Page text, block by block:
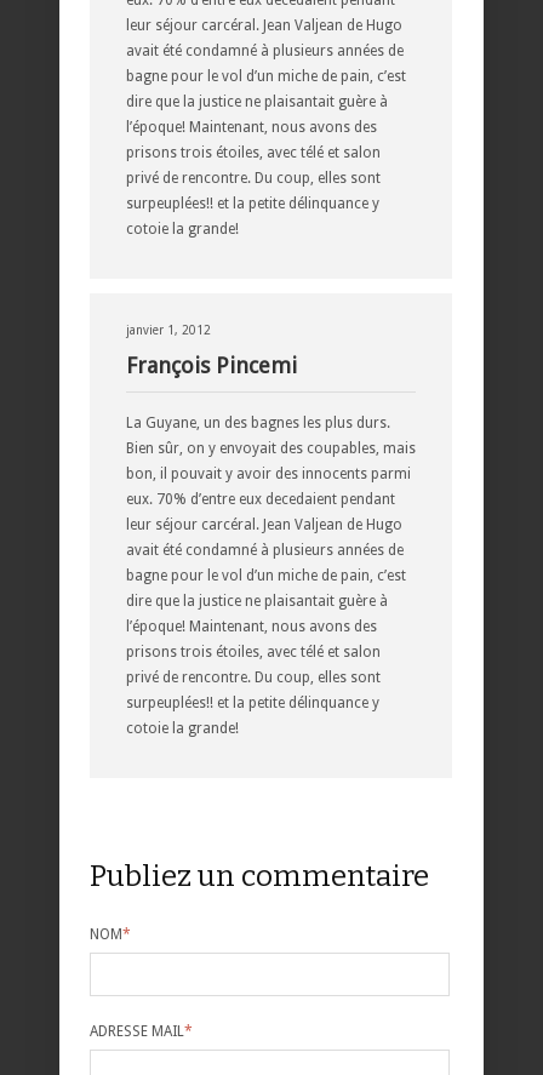
leur séjour carcéral. Jean Valjean de Hugo
avait été condamné à plusieurs années de
bagne pour le vol d’un miche de pain, c’est
dire que la justice ne plaisantait guère à
l’époque! Maintenant, nous avons des
prisons trois étoiles, avec télé et salon
privé de rencontre. Du coup, elles sont
surpeuplées!! et la petite délinquance y
cotoie la grande!
janvier 1, 2012
François Pincemi
La Guyane, un des bagnes les plus durs.
Bien sûr, on y envoyait des coupables, mais
bon, il pouvait y avoir des innocents parmi
eux. 70% d’entre eux decedaient pendant
leur séjour carcéral. Jean Valjean de Hugo
avait été condamné à plusieurs années de
bagne pour le vol d’un miche de pain, c’est
dire que la justice ne plaisantait guère à
l’époque! Maintenant, nous avons des
prisons trois étoiles, avec télé et salon
privé de rencontre. Du coup, elles sont
surpeuplées!! et la petite délinquance y
cotoie la grande!
Publiez un commentaire
NOM*
ADRESSE MAIL*